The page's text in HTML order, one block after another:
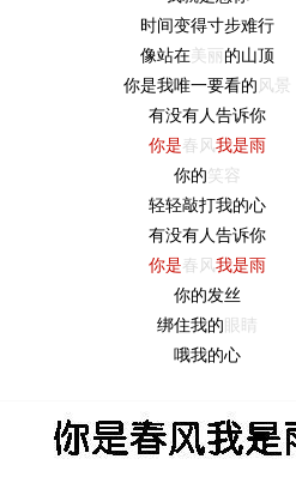
时间变得寸步难行
像站在美丽的山顶
你是我唯一要看的 风景
有没有人告诉你
你是春风我是雨
你的笑容
轻轻敲打我的心
有没有人告诉你
你是春风我是雨
你的发丝
绑住我的 眼睛
哦我的心